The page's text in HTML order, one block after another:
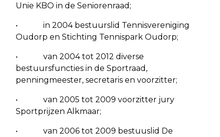
Unie KBO in de Seniorenraad;
• in 2004 bestuurslid Tennisvereniging
Oudorp en Stichting Tennispark Oudorp;
• van 2004 tot 2012 diverse
bestuursfuncties in de Sportraad,
penningmeester, secretaris en voorzitter;
• van 2005 tot 2009 voorzitter jury
Sportprijzen Alkmaar;
• van 2006 tot 2009 bestuuslid De